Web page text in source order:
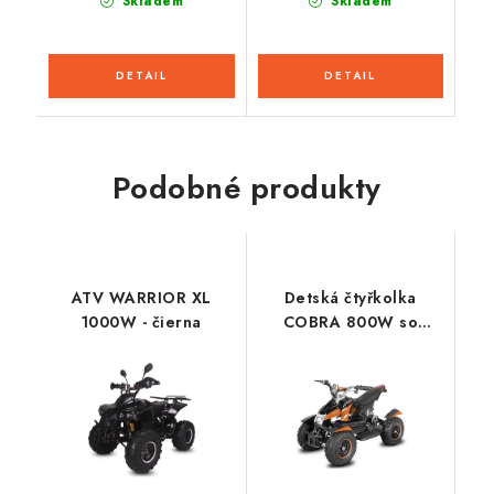
Podobné produkty
ATV WARRIOR XL
1000W - čierna
Detská čtyřkolka
COBRA 800W so